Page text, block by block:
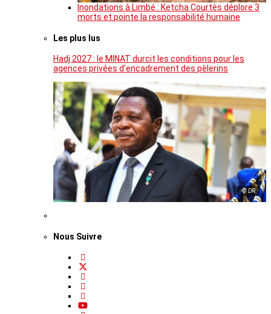
Inondations à Limbé : Ketcha Courtès déplore 3
morts et pointe la responsabilité humaine
Les plus lus
Hadj 2027 : le MINAT durcit les conditions pour les
agences privées d’encadrement des pèlerins
© DR
Nous Suivre